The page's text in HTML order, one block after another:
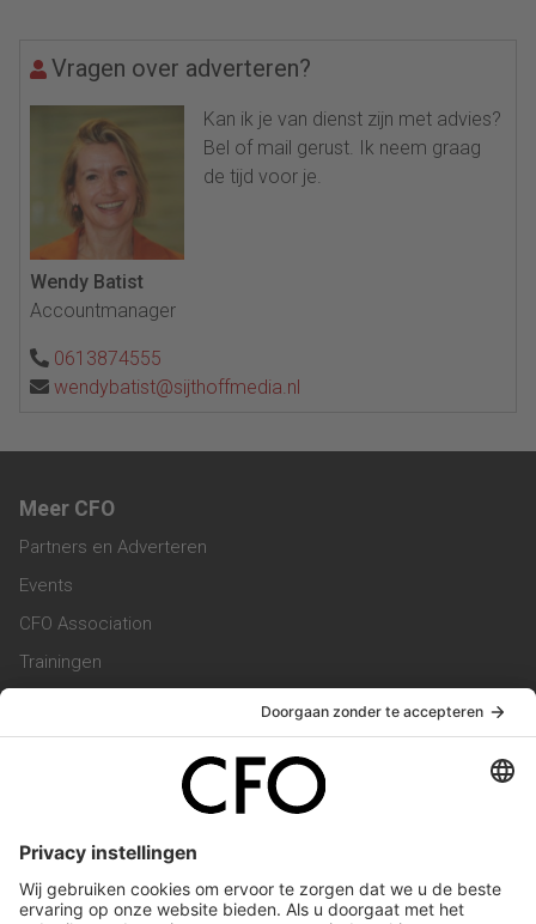
Vragen over adverteren?
Kan ik je van dienst zijn met advies?
Bel of mail gerust. Ik neem graag
de tijd voor je.
Wendy Batist
Accountmanager
0613874555
wendybatist@sijthoffmedia.nl
Meer CFO
Partners en Adverteren
Events
CFO Association
Trainingen
Vacatures
Service & Contact
Werken bij ons
Privacy Statement